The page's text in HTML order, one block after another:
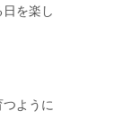
を楽し
ように